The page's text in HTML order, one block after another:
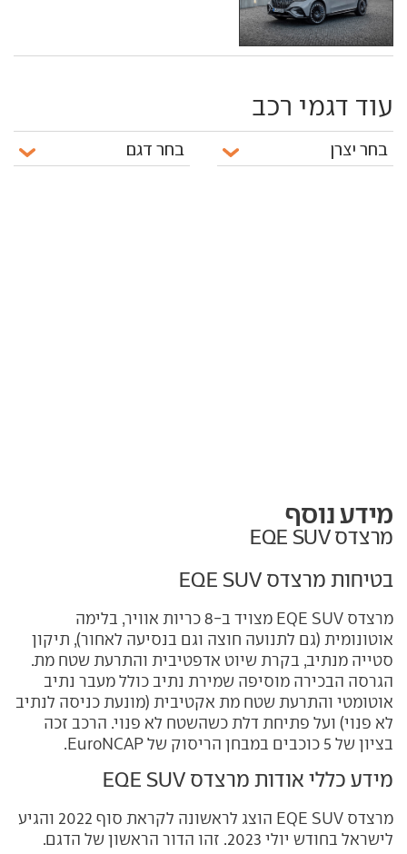
עוד דגמי רכב
מידע נוסף
מרצדס EQE SUV
בטיחות מרצדס EQE SUV
מרצדס EQE SUV מצויד ב-8 כריות אוויר, בלימה
אוטונומית (גם לתנועה חוצה וגם בנסיעה לאחור), תיקון
סטייה מנתיב, בקרת שיוט אדפטיבית והתרעת שטח מת.
הגרסה הבכירה מוסיפה שמירת נתיב כולל מעבר נתיב
אוטומטי והתרעת שטח מת אקטיבית (מונעת כניסה לנתיב
לא פנוי) ועל פתיחת דלת כשהשטח לא פנוי. הרכב זכה
בציון של 5 כוכבים במבחן הריסוק של EuroNCAP.
מידע כללי אודות מרצדס EQE SUV
מרצדס EQE SUV הוצג לראשונה לקראת סוף 2022 והגיע
לישראל בחודש יולי 2023. זהו הדור הראשון של הדגם.